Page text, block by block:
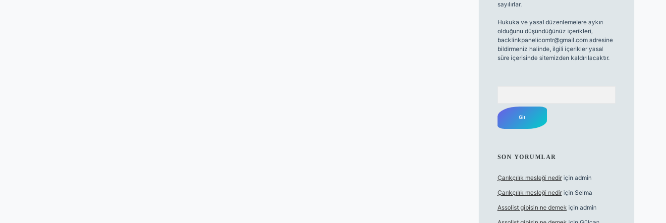
sayılırlar.
Hukuka ve yasal düzenlemelere aykırı
olduğunu düşündüğünüz içerikleri,
backlinkpanelicomtr@gmail.comadresine
bildirmeniz halinde, ilgili içerikler yasal
süre içerisinde sitemizden kaldırılacaktır.
SON YORUMLAR
Çarıkçılık mesleği nediriçin admin
Çarıkçılık mesleği nediriçin Selma
Assolist gibisin ne demek için admin